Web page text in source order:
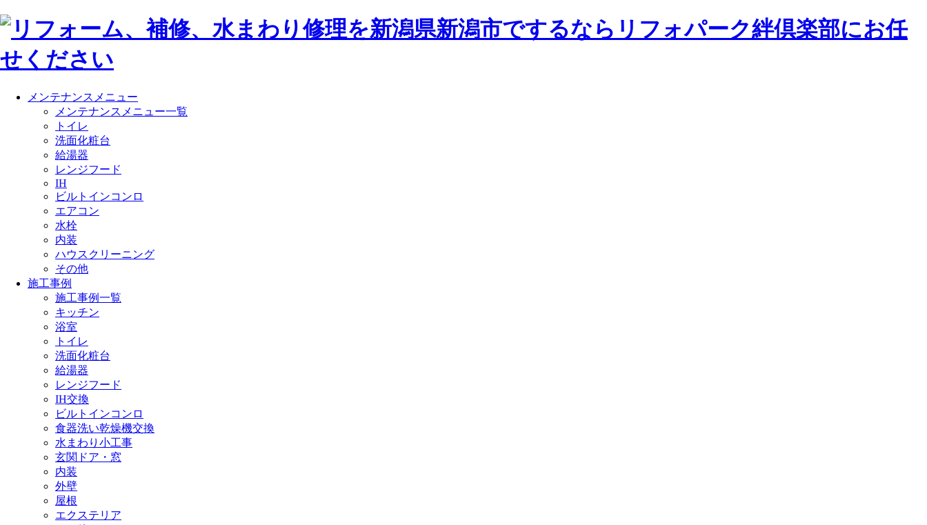
メンテナンスメニュー
メンテナンスメニュー一覧
トイレ
洗面化粧台
給湯器
レンジフード
IH
ビルトインコンロ
エアコン
水栓
内装
ハウスクリーニング
その他
施工事例
施工事例一覧
キッチン
浴室
トイレ
洗面化粧台
給湯器
レンジフード
IH交換
ビルトインコンロ
食器洗い乾燥機交換
水まわり小工事
玄関ドア・窓
内装
外壁
屋根
エクステリア